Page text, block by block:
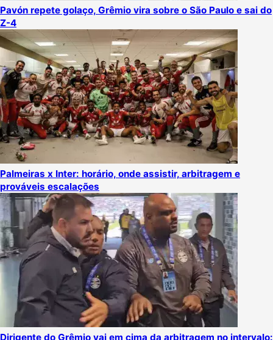
Pavón repete golaço, Grêmio vira sobre o São Paulo e sai do
Z-4
Palmeiras x Inter: horário, onde assistir, arbitragem e
prováveis escalações
Dirigente do Grêmio vai em cima da arbitragem no intervalo: